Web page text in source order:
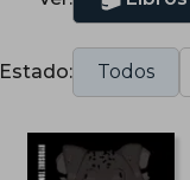
Estado: Todos